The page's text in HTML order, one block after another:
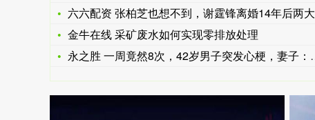
六六配资 张柏芝也想不到，谢霆锋离婚14年后两大黑锅甩掉，王
金牛在线 采矿废水如何实现零排放处理
永之胜 一周竟然8次，42岁男子突发心梗，妻子：劝了很多次，